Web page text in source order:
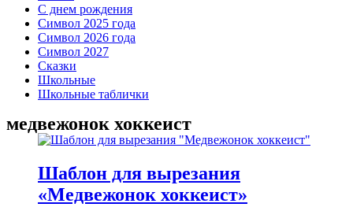
С днем рождения
Символ 2025 года
Символ 2026 года
Символ 2027
Сказки
Школьные
Школьные таблички
медвежонок хоккеист
Шаблон для вырезания
«Медвежонок хоккеист»